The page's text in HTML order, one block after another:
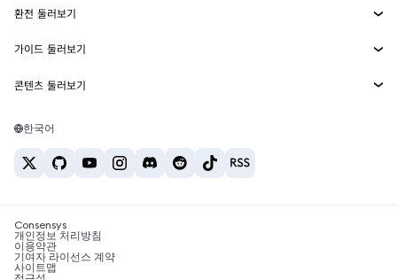
MetaMask Connect
Snaps
웹3 서비스
보안
고객 지원
채용
이더리움 가격
솔라나 가격
테더 가격
환전 둘러보기
ETH를 USD로 환전
USDT를 INR로 환전
BTC를 INR로 환전
ETH를 USDT로 환전
가이드 둘러보기
ETH 매수
USDT 매수
SHIB 매수
BNB 매수
콘텐츠 둘러보기
솔라나 지갑
암호화폐 세금 뉴스
암호화폐 매수 방법
한국어
Consensys
개인정보 처리방침
이용약관
기여자 라이선스 계약
사이트맵